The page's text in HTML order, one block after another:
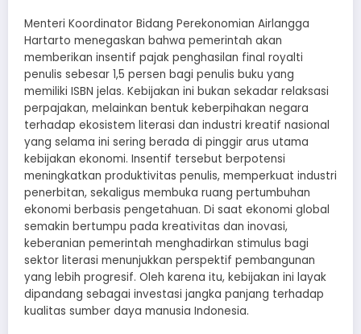
Menteri Koordinator Bidang Perekonomian Airlangga
Hartarto menegaskan bahwa pemerintah akan
memberikan insentif pajak penghasilan final royalti
penulis sebesar 1,5 persen bagi penulis buku yang
memiliki ISBN jelas. Kebijakan ini bukan sekadar relaksasi
perpajakan, melainkan bentuk keberpihakan negara
terhadap ekosistem literasi dan industri kreatif nasional
yang selama ini sering berada di pinggir arus utama
kebijakan ekonomi. Insentif tersebut berpotensi
meningkatkan produktivitas penulis, memperkuat industri
penerbitan, sekaligus membuka ruang pertumbuhan
ekonomi berbasis pengetahuan. Di saat ekonomi global
semakin bertumpu pada kreativitas dan inovasi,
keberanian pemerintah menghadirkan stimulus bagi
sektor literasi menunjukkan perspektif pembangunan
yang lebih progresif. Oleh karena itu, kebijakan ini layak
dipandang sebagai investasi jangka panjang terhadap
kualitas sumber daya manusia Indonesia.